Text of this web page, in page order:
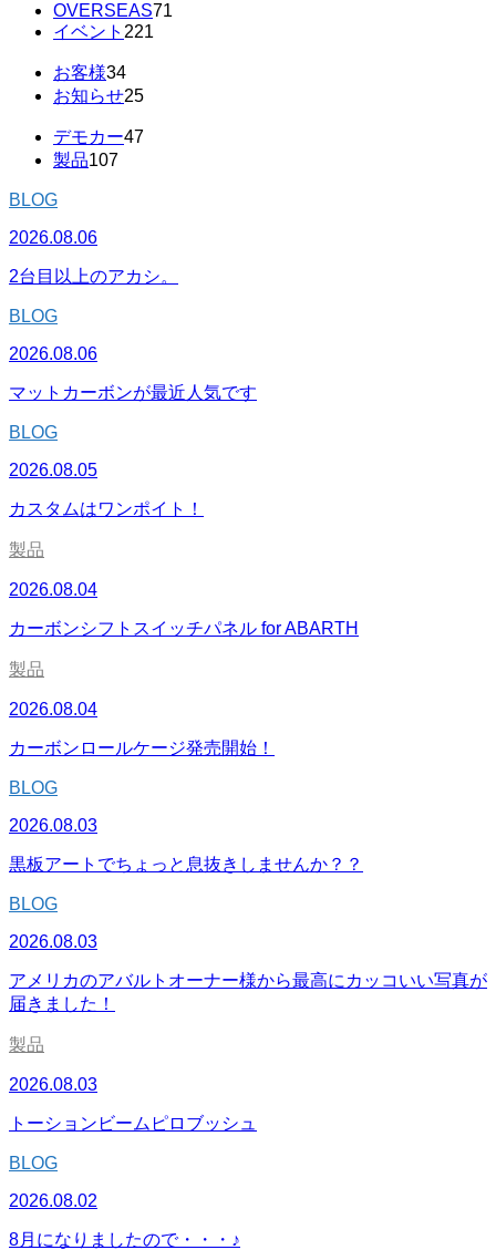
OVERSEAS71
イベント 221
お客様34
お知らせ25
デモカー47
製品107
BLOG
2026.08.06
2台目以上のアカシ。
BLOG
2026.08.06
マットカーボンが最近人気です
BLOG
2026.08.05
カスタムはワンポイト！
製品
2026.08.04
カーボンシフトスイッチパネル for ABARTH
製品
2026.08.04
カーボンロールケージ発売開始！
BLOG
2026.08.03
黒板アートでちょっと息抜きしませんか？？
BLOG
2026.08.03
アメリカのアバルトオーナー様から最高にカッコいい写真が
届きました！
製品
2026.08.03
トーションビームピロブッシュ
BLOG
2026.08.02
8月になりましたので・・・♪